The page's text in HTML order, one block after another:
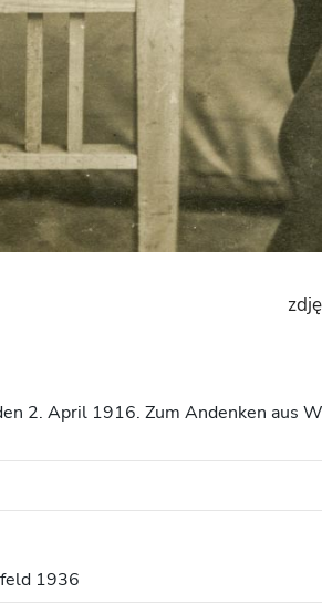
2. April 1916. Zum Andenken aus
1936